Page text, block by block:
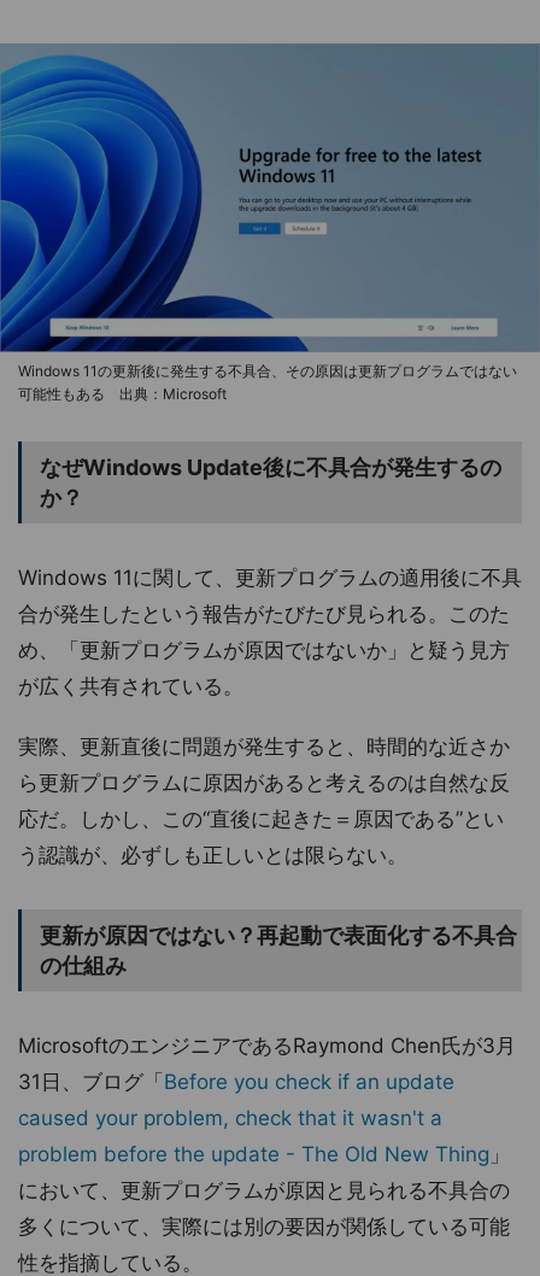
Windows 11の更新後に発生する不具合、その原因は更新プログラムではない
可能性もある 出典：Microsoft
なぜWindows Update後に不具合が発生するの
か？
Windows 11に関して、更新プログラムの適用後に不具
合が発生したという報告がたびたび見られる。このた
め、「更新プログラムが原因ではないか」と疑う見方
が広く共有されている。
実際、更新直後に問題が発生すると、時間的な近さか
ら更新プログラムに原因があると考えるのは自然な反
応だ。しかし、この“直後に起きた＝原因である”とい
う認識が、必ずしも正しいとは限らない。
更新が原因ではない？再起動で表面化する不具合
の仕組み
MicrosoftのエンジニアであるRaymond Chen氏が3月
31日、ブログ「Before you check if an update
caused your problem, check that it wasn't a
problem before the update - The Old New Thing 」
において、更新プログラムが原因と見られる不具合の
多くについて、実際には別の要因が関係している可能
性を指摘している。